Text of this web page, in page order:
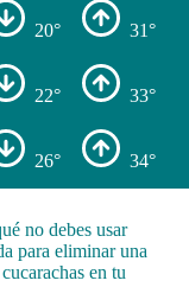
20° 31°
22° 33°
26° 34°